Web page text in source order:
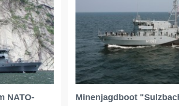
NATO-
Minenjagdboot